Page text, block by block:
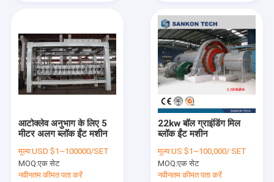
उत्पादों
हमारे बारे में
हमसे संपर्क करें
एएसी ब्लॉक मेकिंग मशीन
आटोक्लेव अनुभाग के लिए 5
मीटर अलग ब्लॉक ईंट मशीन
मूल्य:USD $1~100000/SET
MOQ:एक सेट
नवीनतम कीमत पता करें
22kw बॉल ग्राइंडिंग मिल
ब्लॉक ईंट मशीन
मूल्य:US $1~100,000/ SET
MOQ:एक सेट
नवीनतम कीमत पता करें